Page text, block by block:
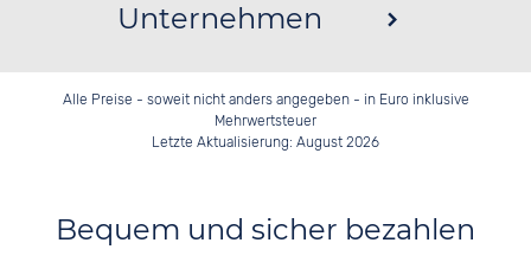
Unternehmen
Alle Preise - soweit nicht anders angegeben - in Euro inklusive
Mehrwertsteuer
Letzte Aktualisierung: August 2026
Bequem und sicher bezahlen